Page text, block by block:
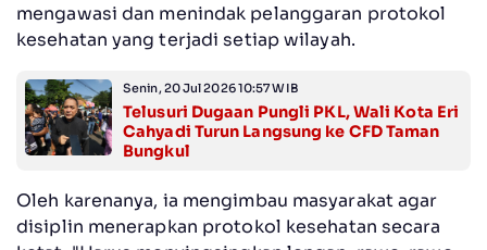
mengawasi dan menindak pelanggaran protokol
kesehatan yang terjadi setiap wilayah.
Senin, 20 Jul 2026 10:57 WIB
Telusuri Dugaan Pungli PKL, Wali Kota Eri
Cahyadi Turun Langsung ke CFD Taman
Bungkul
Oleh karenanya, ia mengimbau masyarakat agar
disiplin menerapkan protokol kesehatan secara